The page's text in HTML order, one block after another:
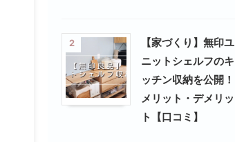
2
【家づくり】無印ユ
ニットシェルフのキ
ッチン収納を公開！
メリット・デメリッ
ト【口コミ】